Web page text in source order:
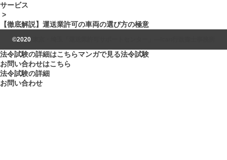
サービス
>
【徹底解説】運送業許可の車両の選び方の極意
©2020
法令試験の詳細はこちらマンガで見る法令試験
お問い合わせはこちら
法令試験の詳細
お問い合わせ